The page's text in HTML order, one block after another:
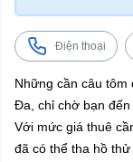
Điện thoại
Những cần câu tôm
Đa, chỉ chờ bạn
Với mức giá thuê
đã có thể tha hồ